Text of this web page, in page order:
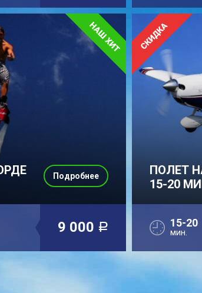
9 000 a
Подробнее
ПОЛЕТ
15-20
15-20
мин.